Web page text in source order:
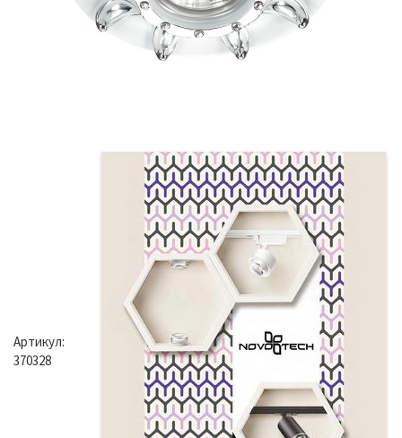
Артикул:
370328